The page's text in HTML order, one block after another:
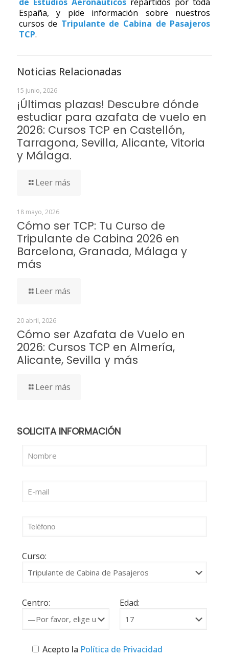
España, y pide información sobre nuestros
cursos de Tripulante de Cabina de Pasajeros
TCP.
Noticias Relacionadas
15 junio, 2026
¡Últimas plazas! Descubre dónde
estudiar para azafata de vuelo en
2026: Cursos TCP en Castellón,
Tarragona, Sevilla, Alicante, Vitoria
y Málaga.
Leer más
18 mayo, 2026
Cómo ser TCP: Tu Curso de
Tripulante de Cabina 2026 en
Barcelona, Granada, Málaga y
más
Leer más
20 abril, 2026
Cómo ser Azafata de Vuelo en
2026: Cursos TCP en Almería,
Alicante, Sevilla y más
Leer más
SOLICITA INFORMACIÓN
Curso:
Centro: Edad:
Acepto la Política de Privacidad